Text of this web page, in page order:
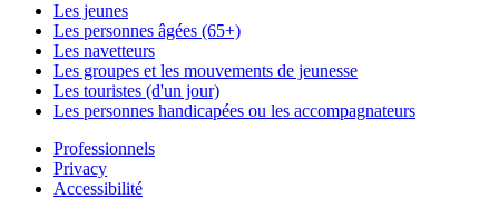
Les jeunes
Les personnes âgées (65+)
Les navetteurs
Les groupes et les mouvements de jeunesse
Les touristes (d'un jour)
Les personnes handicapées ou les accompagnateurs
Professionnels
Privacy
Accessibilité